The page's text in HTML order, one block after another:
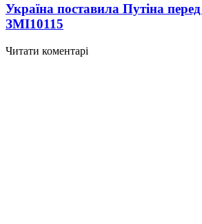
Україна поставила Путіна
ЗМІ10115
Читати коментарі